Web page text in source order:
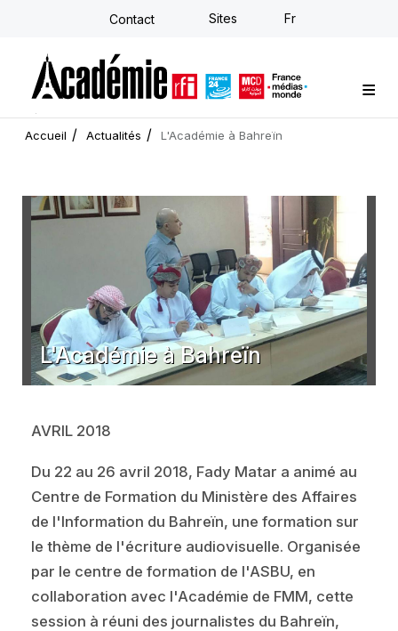
Aller
principal
Contact Sites Fr
Formations sur-mesure
Conseil stratégique
E-learning individuel
L'Académie
Actualités
Newsletter
Accueil Actualités L'Académie à Bahreïn
L'Académie à Bahreïn
AVRIL 2018
Du 22 au 26 avril 2018, Fady Matar a animé au
Centre de Formation du Ministère des Affaires
de l'Information du Bahreïn, une formation sur
le thème de l'écriture audiovisuelle. Organisée
par le centre de formation de l'ASBU, en
collaboration avec l'Académie de FMM, cette
session à réuni des journalistes du Bahreïn,